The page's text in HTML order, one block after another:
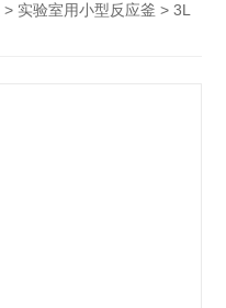
> 实验室用小型反应釜 > 3L